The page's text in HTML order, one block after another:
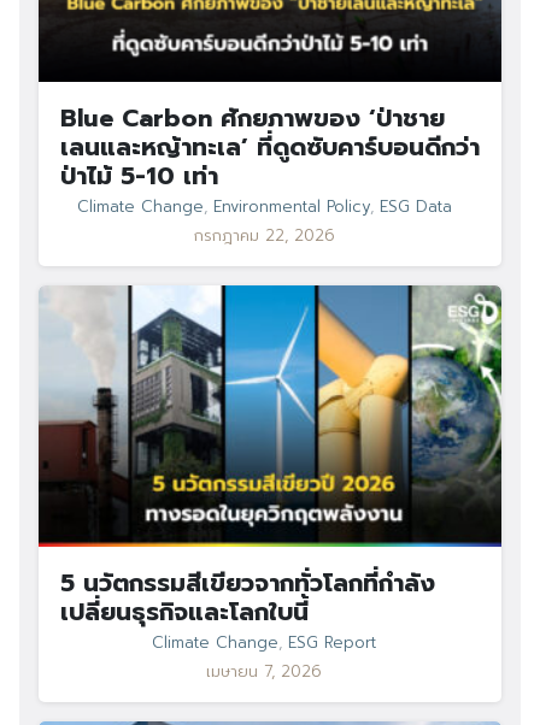
Blue Carbon ศักยภาพของ ‘ป่าชาย
เลนและหญ้าทะเล’ ที่ดูดซับคาร์บอนดีกว่า
ป่าไม้ 5-10 เท่า
Climate Change, Environmental Policy, ESG Data
กรกฎาคม 22, 2026
5 นวัตกรรมสีเขียวจากทั่วโลกที่กำลัง
เปลี่ยนธุรกิจและโลกใบนี้
Climate Change, ESG Report
เมษายน 7, 2026